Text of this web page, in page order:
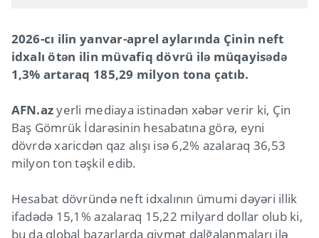
2026-cı ilin yanvar-aprel aylarında Çinin neft
idxalı ötən ilin müvafiq dövrü ilə müqayisədə
1,3% artaraq 185,29 milyon tona çatıb.
AFN.azyerli mediaya istinadən xəbər verir ki, Çin
Baş Gömrük İdarəsinin hesabatına görə, eyni
dövrdə xaricdən qaz alışı isə 6,2% azalaraq 36,53
milyon ton təşkil edib.
Hesabat dövründə neft idxalının ümumi dəyəri illik
ifadədə 15,1% azalaraq 15,22 milyard dollar olub ki,
bu da qlobal bazarlarda qiymət dalğalanmaları ilə